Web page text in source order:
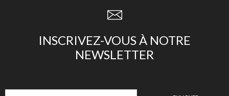
INSCRIVEZ-VOUS À NOTRE
NEWSLETTER